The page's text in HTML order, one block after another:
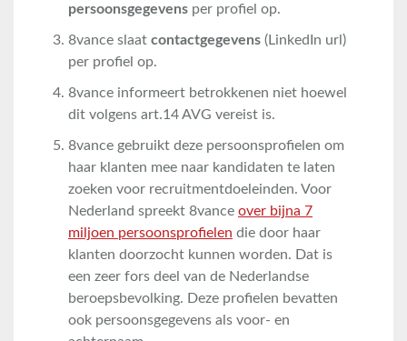
persoonsgegevens per profiel op.
8vance slaat contactgegevens (LinkedIn url)
per profiel op.
8vance informeert betrokkenen niet hoewel
dit volgens art.14 AVG vereist is.
8vance gebruikt deze persoonsprofielen om
haar klanten mee naar kandidaten te laten
zoeken voor recruitmentdoeleinden. Voor
Nederland spreekt 8vance over bijna 7
miljoen persoonsprofielen die door haar
klanten doorzocht kunnen worden. Dat is
een zeer fors deel van de Nederlandse
beroepsbevolking. Deze profielen bevatten
ook persoonsgegevens als voor- en